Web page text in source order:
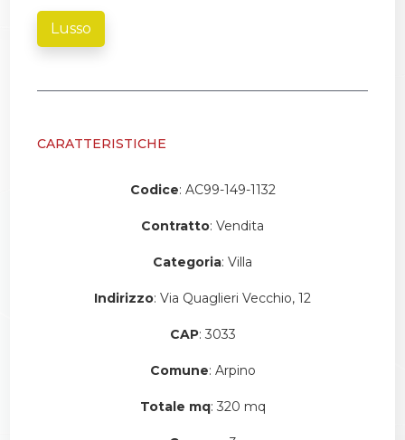
Lusso
CARATTERISTICHE
Codice: AC99-149-1132
Contratto: Vendita
Categoria: Villa
Indirizzo: Via Quaglieri Vecchio, 12
CAP: 3033
Comune: Arpino
Totale mq: 320 mq